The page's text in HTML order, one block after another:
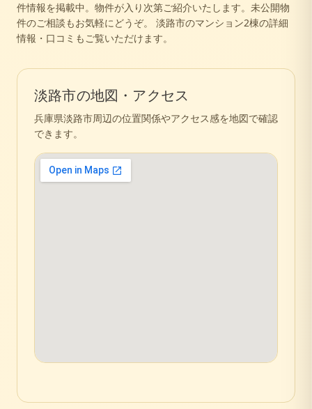
件情報を掲載中。 物件が入り次第ご紹介いたします。未公開物
件のご相談もお気軽にどうぞ。
淡路市のマンション2棟の詳細
情報・口コミもご覧いただけます。
淡路市の地図・アクセス
兵庫県淡路市周辺の位置関係やアクセス感を地図で確認
できます。